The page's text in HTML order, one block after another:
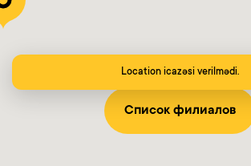
Список филиалов
Location icazəsi verilmədi.